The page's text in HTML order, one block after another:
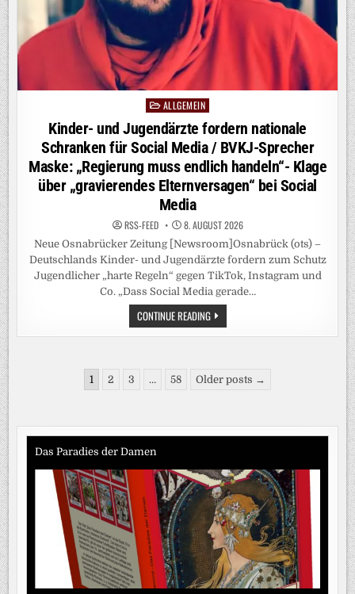
KAUM
AUSZUHALTEN“-
„DAS
ALLES
GEHT
IN
FALSCHE
RICHTUNG“
PostedALLGEMEIN
Kinder- und Jugendärzte fordern nationale
Schranken für Social Media / BVKJ-Sprecher
Maske: „Regierung muss endlich handeln“- Klage
über „gravierendes Elternversagen“ bei Social
Media
RSS-FEED 8. AUGUST 2026
Neue Osnabrücker Zeitung [Newsroom]Osnabrück (ots) –
Deutschlands Kinder- und Jugendärzte fordern zum Schutz
Jugendlicher „harte Regeln“ gegen TikTok, Instagram und
Co. „Dass Social Media gerade…
CONTINUE READINGKINDER-
UND
JUGENDÄRZTE
FÜR
SOCIAL
SPRECHER
MASKE:
ENDLICH
HANDELN“-
KLAGE
ÜBER
„GRAVIERENDES
ELTERNVERSAGEN“
BEI
SOCIAL
MEDIA
Seitennummerierung
Beiträge
1 2 3 … 58 Older posts →
Das Paradies der Damen